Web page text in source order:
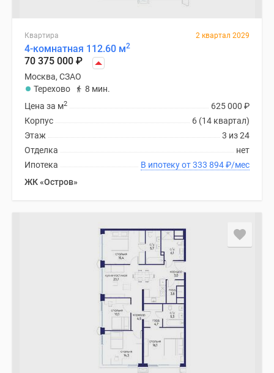
Квартира 2 квартал 2029
4-комнатная 112.60 м2
70 375 000 ₽
Москва, СЗАО
Терехово
8 мин.
625 000 ₽
Цена за м2
6 (14 квартал)
Корпус
3 из 24
Этаж
нет
Отделка
В ипотеку от 333 894₽/мес
Ипотека
ЖК «Остров»